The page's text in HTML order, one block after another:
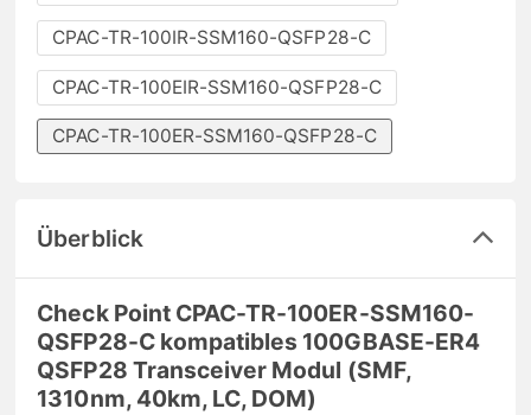
CPAC-TR-100IR-SSM160-QSFP28-C
CPAC-TR-100EIR-SSM160-QSFP28-C
CPAC-TR-100ER-SSM160-QSFP28-C
Überblick
Check Point CPAC-TR-100ER-SSM160-
QSFP28-C kompatibles 100GBASE-ER4
QSFP28 Transceiver Modul (SMF,
1310nm, 40km, LC, DOM)